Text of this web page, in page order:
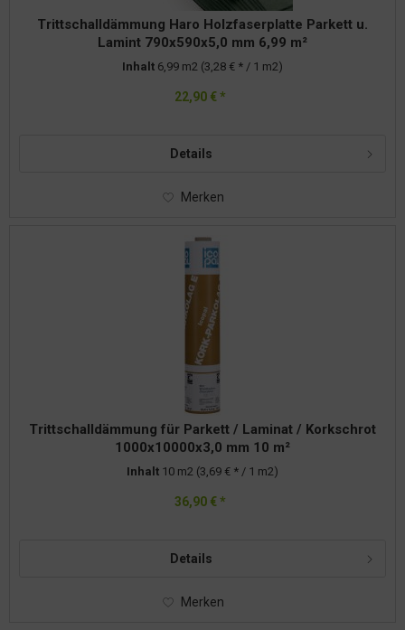
Trittschalldämmung Haro Holzfaserplatte Parkett u.
Lamint 790x590x5,0 mm 6,99 m²
Inhalt 6,99 m2 (3,28 € * / 1 m2)
22,90 € *
Details
Merken
Trittschalldämmung für Parkett / Laminat / Korkschrot
1000x10000x3,0 mm 10 m²
Inhalt 10 m2 (3,69 € * / 1 m2)
36,90 € *
Details
Merken